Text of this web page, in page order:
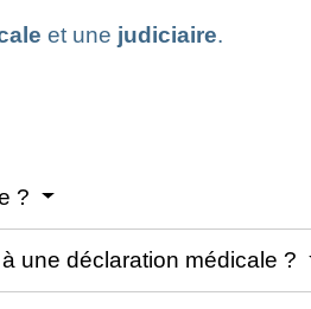
et une judiciaire.
?
une déclaration médicale ?